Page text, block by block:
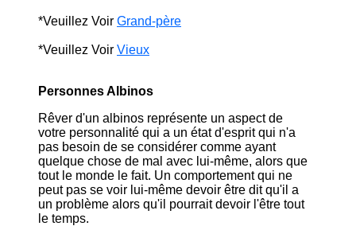
*Veuillez Voir Grand-père
*Veuillez Voir Vieux
Personnes Albinos
Rêver d'un albinos représente un aspect de
votre personnalité qui a un état d'esprit qui n'a
pas besoin de se considérer comme ayant
quelque chose de mal avec lui-même, alors que
tout le monde le fait. Un comportement qui ne
peut pas se voir lui-même devoir être dit qu'il a
un problème alors qu'il pourrait devoir l'être tout
le temps.